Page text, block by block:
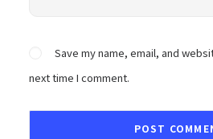
Save my name, email, and
next time I comment.